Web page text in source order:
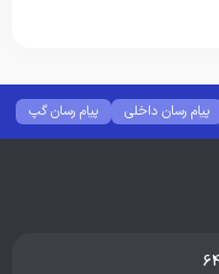
پیام رسان داخلی
پیام رسان گپ